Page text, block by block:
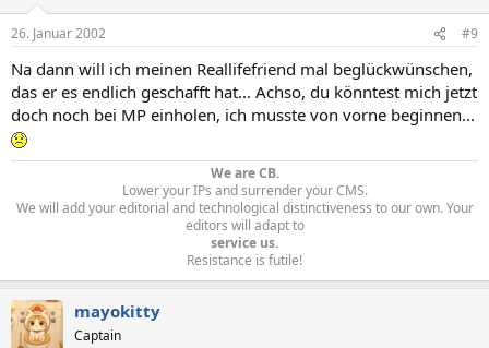
26. Januar 2002 #9
Na dann will ich meinen Reallifefriend mal beglückwünschen,
das er es endlich geschafft hat... Achso, du könntest mich jetzt
doch noch bei MP einholen, ich musste von vorne beginnen...
We are CB.
Lower your IPs and surrender your CMS.
We will add your editorial and technological distinctiveness to our own. Your
editors will adapt to
service us.
Resistance is futile!​
mayokitty
Captain